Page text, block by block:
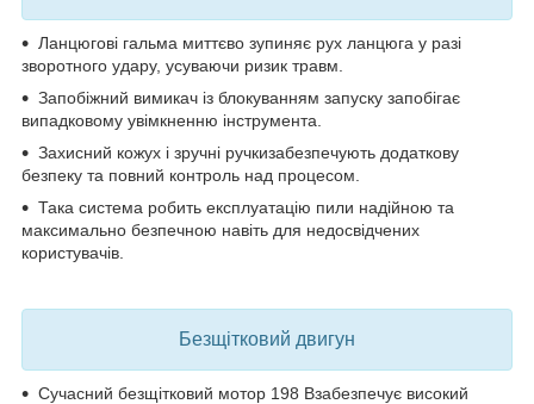
Ланцюгові гальма миттєво зупиняє рух ланцюга у разі
зворотного удару, усуваючи ризик травм.
Запобіжний вимикач із блокуванням запуску запобігає
випадковому увімкненню інструмента.
Захисний кожух і зручні ручкизабезпечують додаткову
безпеку та повний контроль над процесом.
Така система робить експлуатацію пили надійною та
максимально безпечною навіть для недосвідчених
користувачів.
Безщітковий двигун
Сучасний безщітковий мотор 198 Взабезпечує високий